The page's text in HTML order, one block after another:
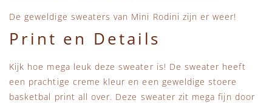
Beren
Piupiuchick
Sproet & Sprout
De geweldige sweaters van Mini Rodini zijn er weer!
Print en Details
Kijk hoe mega leuk deze sweater is! De sweater heeft
een prachtige creme kleur en een geweldige stoere
basketbal print all over. Deze sweater zit mega fijn door